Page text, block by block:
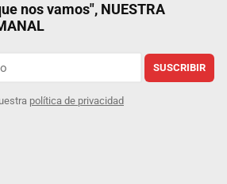
nos vamos", NUESTRA
SUSCRIBIR
política de privacidad